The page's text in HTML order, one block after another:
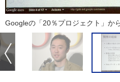
Googleの「20％プロジェクト」か